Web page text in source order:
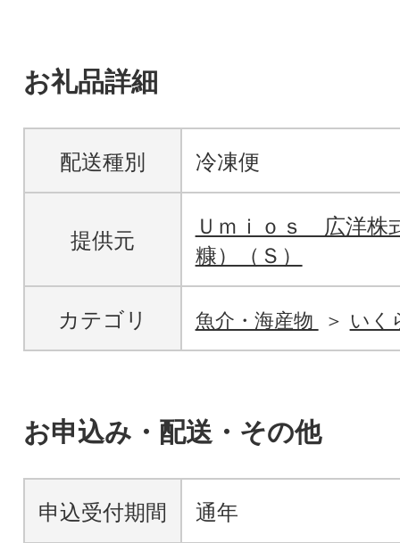
お礼品詳細
配送種別 冷凍便
提供元
Ｕｍｉｏｓ 広洋株
糠）（Ｓ）
カテゴリ 魚介・海産物 いく
お申込み・配送・その他
申込受付期間 通年